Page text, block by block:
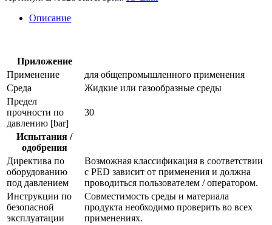
адаптер
датчиков
e40128
Описание
Приложение
Применение
для общепромышленного применения
Среда
Жидкие или газообразные среды
Предел
прочности по
давлению [bar]
30
Испытания /
одобрения
Директива по
оборудованию
под давлением
Возможная классификация в соответствии
с PED зависит от применения и должна
проводиться пользователем / оператором.
Инструкции по
безопасной
эксплуатации
Совместимость среды и материала
продукта необходимо проверить во всех
применениях.